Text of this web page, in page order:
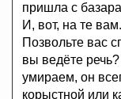
пришла с
И, вот, на те
Позвольте вас
вы ведёте
умираем, он
корыстной или